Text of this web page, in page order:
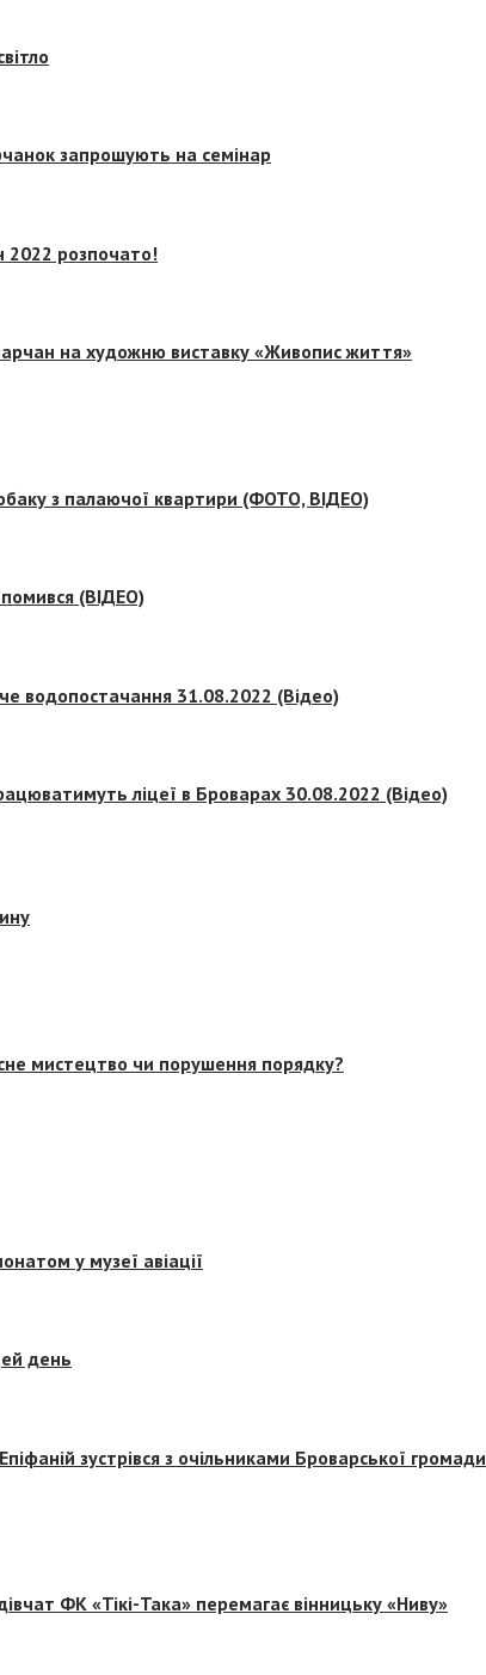
запрошують на семінар
2022 розпочато!
на художню виставку «Живопис життя»
з палаючої квартири (ФОТО, ВІДЕО)
(ВІДЕО)
водопостачання 31.08.2022 (Відео)
ліцеї в Броварах 30.08.2022 (Відео)
мистецтво чи порушення порядку?
у музеї авіації
день
зустрівся з очільниками Броварської громади
ФК «Тікі-Така» перемагає вінницьку «Ниву»